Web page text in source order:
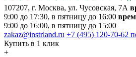
107207, г. Москва, ул. Чусовская, 7А
9:00 до 17:30, в пятницу до 16:00
9:00 до 16:00, в пятницу до 15:00
zakaz@instrland.ru +7 (495) 120-70-62
Купить в 1 клик
+